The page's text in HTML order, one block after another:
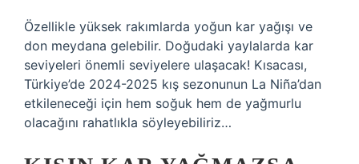
Özellikle yüksek rakımlarda yoğun kar yağışı ve
don meydana gelebilir. Doğudaki yaylalarda kar
seviyeleri önemli seviyelere ulaşacak! Kısacası,
Türkiye’de 2024-2025 kış sezonunun La Niña’dan
etkileneceği için hem soğuk hem de yağmurlu
olacağını rahatlıkla söyleyebiliriz…